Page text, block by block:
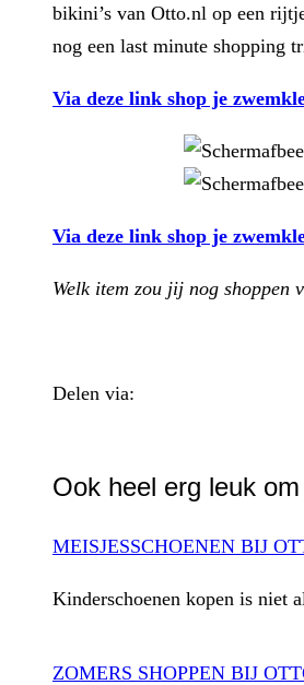
bikini’s van Otto.nl op een
nog een last minute shopping
Via deze link shop je
Via deze link shop je
Welk item zou jij nog shoppen
Delen via:
Ook heel erg leuk
MEISJESSCHOENEN BIJ
Kinderschoenen kopen is niet
ZOMERS SHOPPEN BIJ